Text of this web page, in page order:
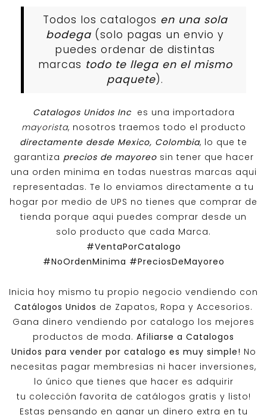
Todos los catalogos en una sola
bodega (solo pagas un envio y
puedes ordenar de distintas
marcas todo te llega en el mismo
paquete).
Catalogos Unidos Inc es una importadora
mayorista, nosotros traemos todo el producto
directamente desde Mexico, Colombia, lo que te
garantiza precios de mayoreosin tener que hacer
una orden minima en todas nuestras marcas aqui
representadas. Te lo enviamos directamente a tu
hogar por medio de UPS no tienes que comprar de
tienda porque aqui puedes comprar desde un
solo producto que cada Marca.
#VentaPorCatalogo
#NoOrdenMinima #PreciosDeMayoreo
Inicia hoy mismo tu propio negocio vendiendo con
Catálogos Unidos de Zapatos, Ropa y Accesorios.
Gana dinero vendiendo por catalogo los mejores
productos de moda. Afiliarse a Catalogos
Unidos para vender por catalogo es muy simple! No
necesitas pagar membresias ni hacer inversiones,
lo único que tienes que hacer es adquirir
tu colección favorita de catálogos gratis y listo!
Estas pensando en ganar un dinero extra en tu